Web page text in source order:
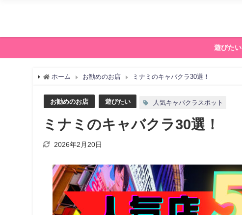
遊びたい
ホーム お勧めのお店 ミナミのキャバクラ30選！
お勧めのお店 遊びたい 人気キャバクラスポット
ミナミのキャバクラ30選！
2026年2月20日